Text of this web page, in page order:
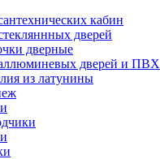
кабин
дверей
дверные
дверей и ПВХ
из латунины